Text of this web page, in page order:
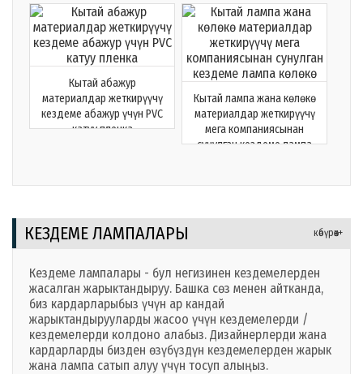
Кытай абажур
материалдар жеткирүүчү
кездеме абажур үчүн PVC
катуу пленка
Кытай лампа жана көлөкө
материалдар жеткирүүчү
мега компаниясынан
сунулган кездеме лампа
КЕЗДЕМЕ ЛАМПАЛАРЫ көбүрөөк+
Кездеме лампалары - бул негизинен кездемелерден
жасалган жарыктандыруу. Башка сөз менен айтканда,
биз кардарларыбыз үчүн ар кандай
жарыктандырууларды жасоо үчүн кездемелерди /
кездемелерди колдоно алабыз. Дизайнерлерди жана
кардарларды бизден өзүбүздүн кездемелерден жарык
жана лампа сатып алуу үчүн тосуп алыңыз.